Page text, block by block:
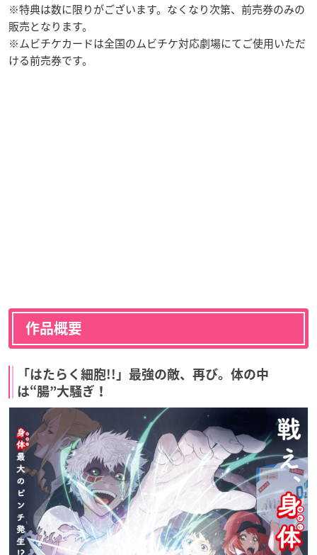
※特典は数に限りがございます。なくなり次第、前売券のみの
販売となります。
※ムビチケカードは全国のムビチケ対応劇場にてご使用いただ
ける前売券です。
作品概要
「はたらく細胞!!」最強の敵、再び。体の中
は“腸”大騒ぎ！